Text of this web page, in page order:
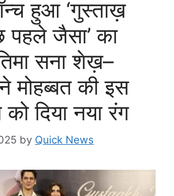
हुआ ‘गुस्ताख़
जैसा’ का
सना शेख़–
मोहब्बत की इस
दिया नया रंग
by Quick News